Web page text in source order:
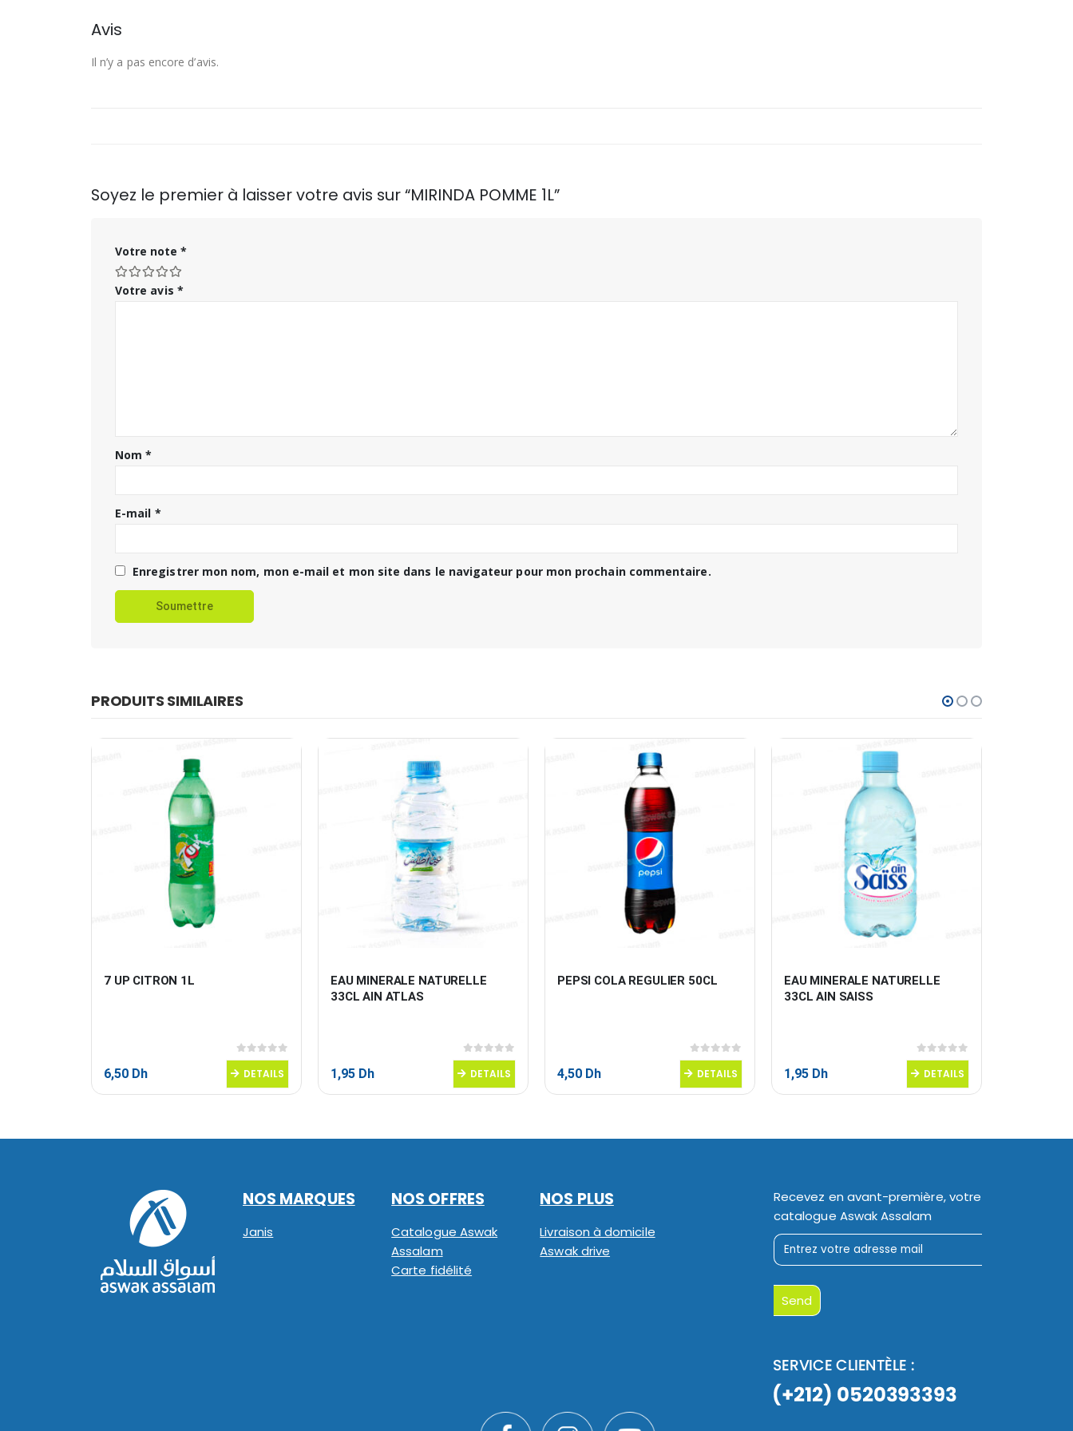
Avis
Il n’y a pas encore d’avis.
Soyez le premier à laisser votre avis sur “MIRINDA POMME 1L”
Votre note *
Votre avis *
Nom*
E-mail *
Enregistrer mon nom, mon e-mail et mon site dans le navigateur pour mon prochain commentaire.
PRODUITS SIMILAIRES
7 UP CITRON 1L
0sur 5
6,50 Dh DETAILS
EAU MINERALE NATURELLE
33CL AIN ATLAS
0sur 5
1,95 Dh DETAILS
PEPSI COLA REGULIER 50CL
0sur 5
4,50 Dh DETAILS
EAU MINERALE NATURELLE
33CL AIN SAISS
0sur 5
1,95 Dh DETAILS
NOS MARQUES
Janis
NOS OFFRES
Catalogue Aswak
Assalam
Carte fidélité
NOS PLUS
Livraison à domicile
Aswak drive
Recevez en avant-première, votre
catalogue Aswak Assalam